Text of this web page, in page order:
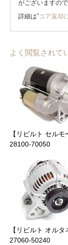
がございますの
詳細は”コア返却
クレジット
代金引換(宅
商品合計価
～ 9,999 円
10,000 円
30,000 円
銀行振込
NP後払い(
商品合計価
メールリン
詳細は”支払いに
■北海道、沖縄、
地域 送
北海道
東北 0
中部 0
近畿 0
中国 0
は一部半年また
【キャンペーン
入に限り保証期
保証内容、適用
いて”をご参照く
よく閲覧されて
【リビルト セルモ
28100-70050
【リビルト オルタ
27060-50240